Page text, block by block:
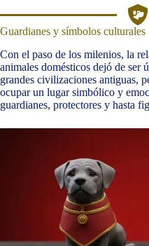
Guardianes y símbolos culturales
Con el paso de los milenios, la
animales domésticos dejó de ser
grandes civilizaciones antiguas,
ocupar un lugar simbólico y
guardianes, protectores y hasta